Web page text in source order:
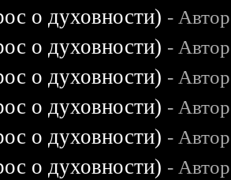
о духовности) -
о духовности) -
о духовности) -
о духовности) -
о духовности) -
о духовности) -